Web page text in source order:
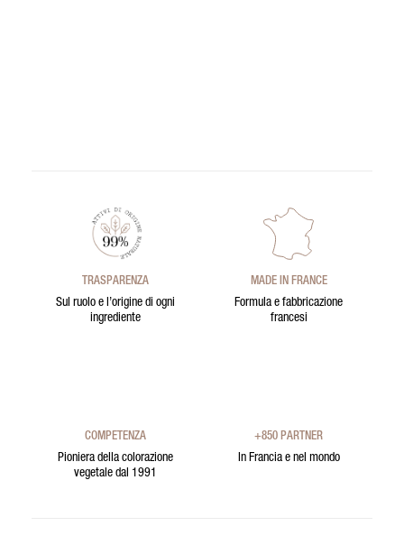
TRASPARENZA
Sul ruolo e l’origine di ogni
ingrediente
MADE IN FRANCE
Formula e fabbricazione
francesi
COMPETENZA
Pioniera della colorazione
vegetale dal 1991
+850 PARTNER
In Francia e nel mondo